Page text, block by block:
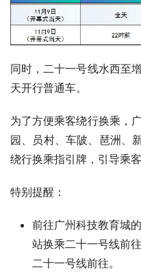
同时，二十一号线水西至
天开行普通车。
为了方便乘客绕行换乘，
园、员村、车陂、琶洲、
绕行换乘指引牌，引导乘
特别提醒：
前往广州科技教育城
站换乘二十一号线前
二十一号线前往。